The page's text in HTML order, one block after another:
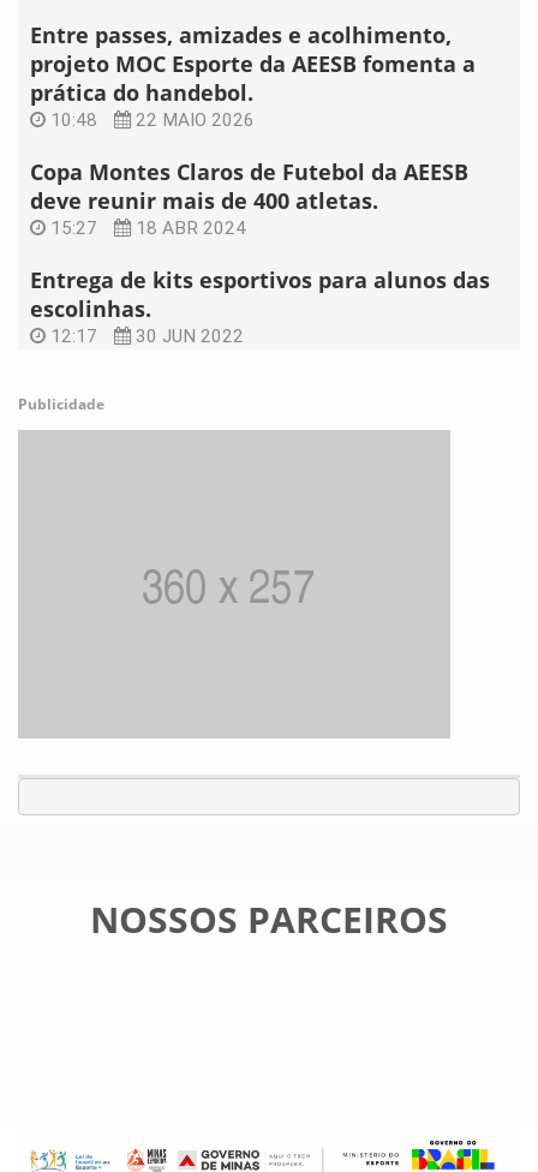
Entre passes, amizades e acolhimento,
projeto MOC Esporte da AEESB fomenta a
prática do handebol.
10:48 22 MAIO 2026
Copa Montes Claros de Futebol da AEESB
deve reunir mais de 400 atletas.
15:27 18 ABR 2024
Entrega de kits esportivos para alunos das
escolinhas.
12:17 30 JUN 2022
Publicidade
NOSSOS PARCEIROS